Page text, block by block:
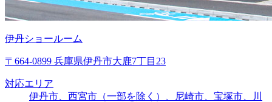
伊丹ショールーム
〒664-0899 兵庫県伊丹市大鹿7丁目23
対応エリア
伊丹市、西宮市（一部を除く）、尼崎市、宝塚市、川